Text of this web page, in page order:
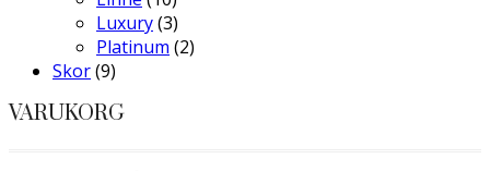
Luxury(3)
Platinum (2)
Skor(9)
VARUKORG